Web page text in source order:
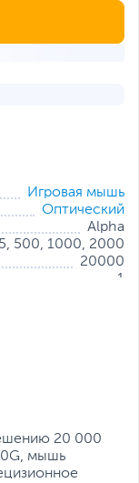
Игровая мышь
Оптический
Alpha
500, 1000, 2000
20000
1
RGB-подсветка
оплетка кабеля
20 000
мышь